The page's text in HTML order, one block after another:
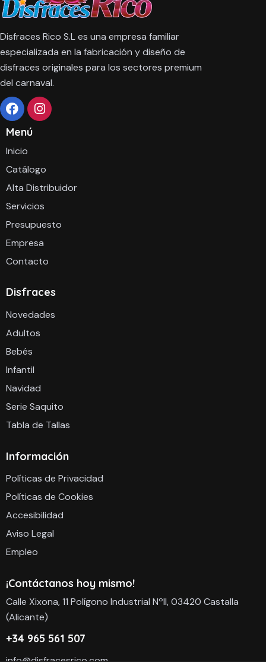
Disfraces Rico S.L es una empresa familiar
especializada en la fabricación y diseño de
disfraces originales para los sectores premium
del carnaval.
Menú
Inicio
Catálogo
Alta Distribuidor
Servicios
Presupuesto
Empresa
Contacto
Disfraces
Novedades
Adultos
Bebés
Infantil
Navidad
Serie Saquito
Tabla de Tallas
Información
Políticas de Privacidad
Políticas de Cookies
Accesibilidad
Aviso Legal
Empleo
¡Contáctanos hoy mismo!
Calle Xixona, 11 Polígono Industrial NºII, 03420 Castalla
(Alicante)
+34 965 561 507
info@disfracesrico.com